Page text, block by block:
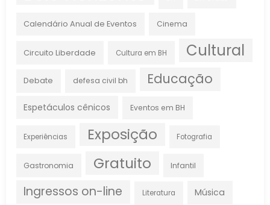
Calendário Anual de Eventos Cinema
Circuito Liberdade Cultura em BH Cultural
Debate defesa civil bh Educação
Espetáculos cênicos Eventos em BH
Experiências Exposição Fotografia
Gastronomia Gratuito Infantil
Ingressos on-line Literatura Música